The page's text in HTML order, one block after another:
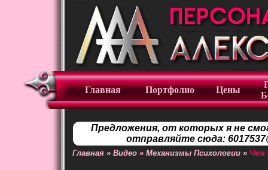
Главная Портфолио Цены
Предложения, от которых я не
отправляйте сюда:
Главная » Видео » Механизмы Психологии » Чем